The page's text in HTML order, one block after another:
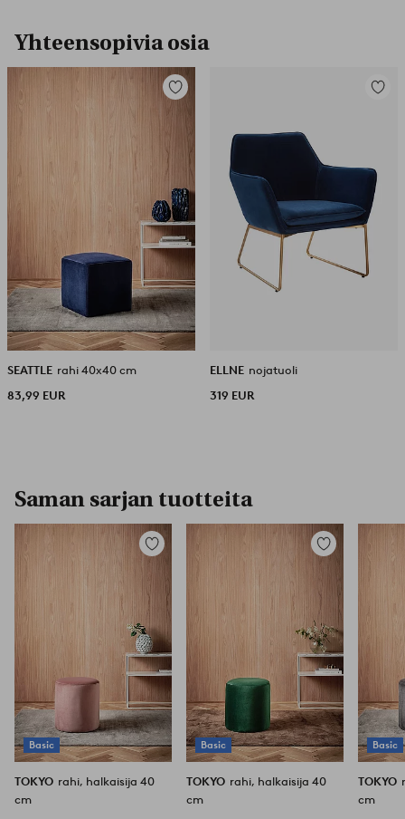
Yhteensopivia osia
Lisää
suosikkeihin
SEATTLE rahi 40x40 cm
83,99 EUR
Lisää
ELLNE nojatuoli
319 EUR
Saman sarjan tuotteita
Basic
Lisää
suosikkeihin
TOKYO rahi, halkaisija 40
cm
Basic
Lisää
suosikkeihin
TOKYO rahi, halkaisija 40
cm
Basic
TOKYO
cm